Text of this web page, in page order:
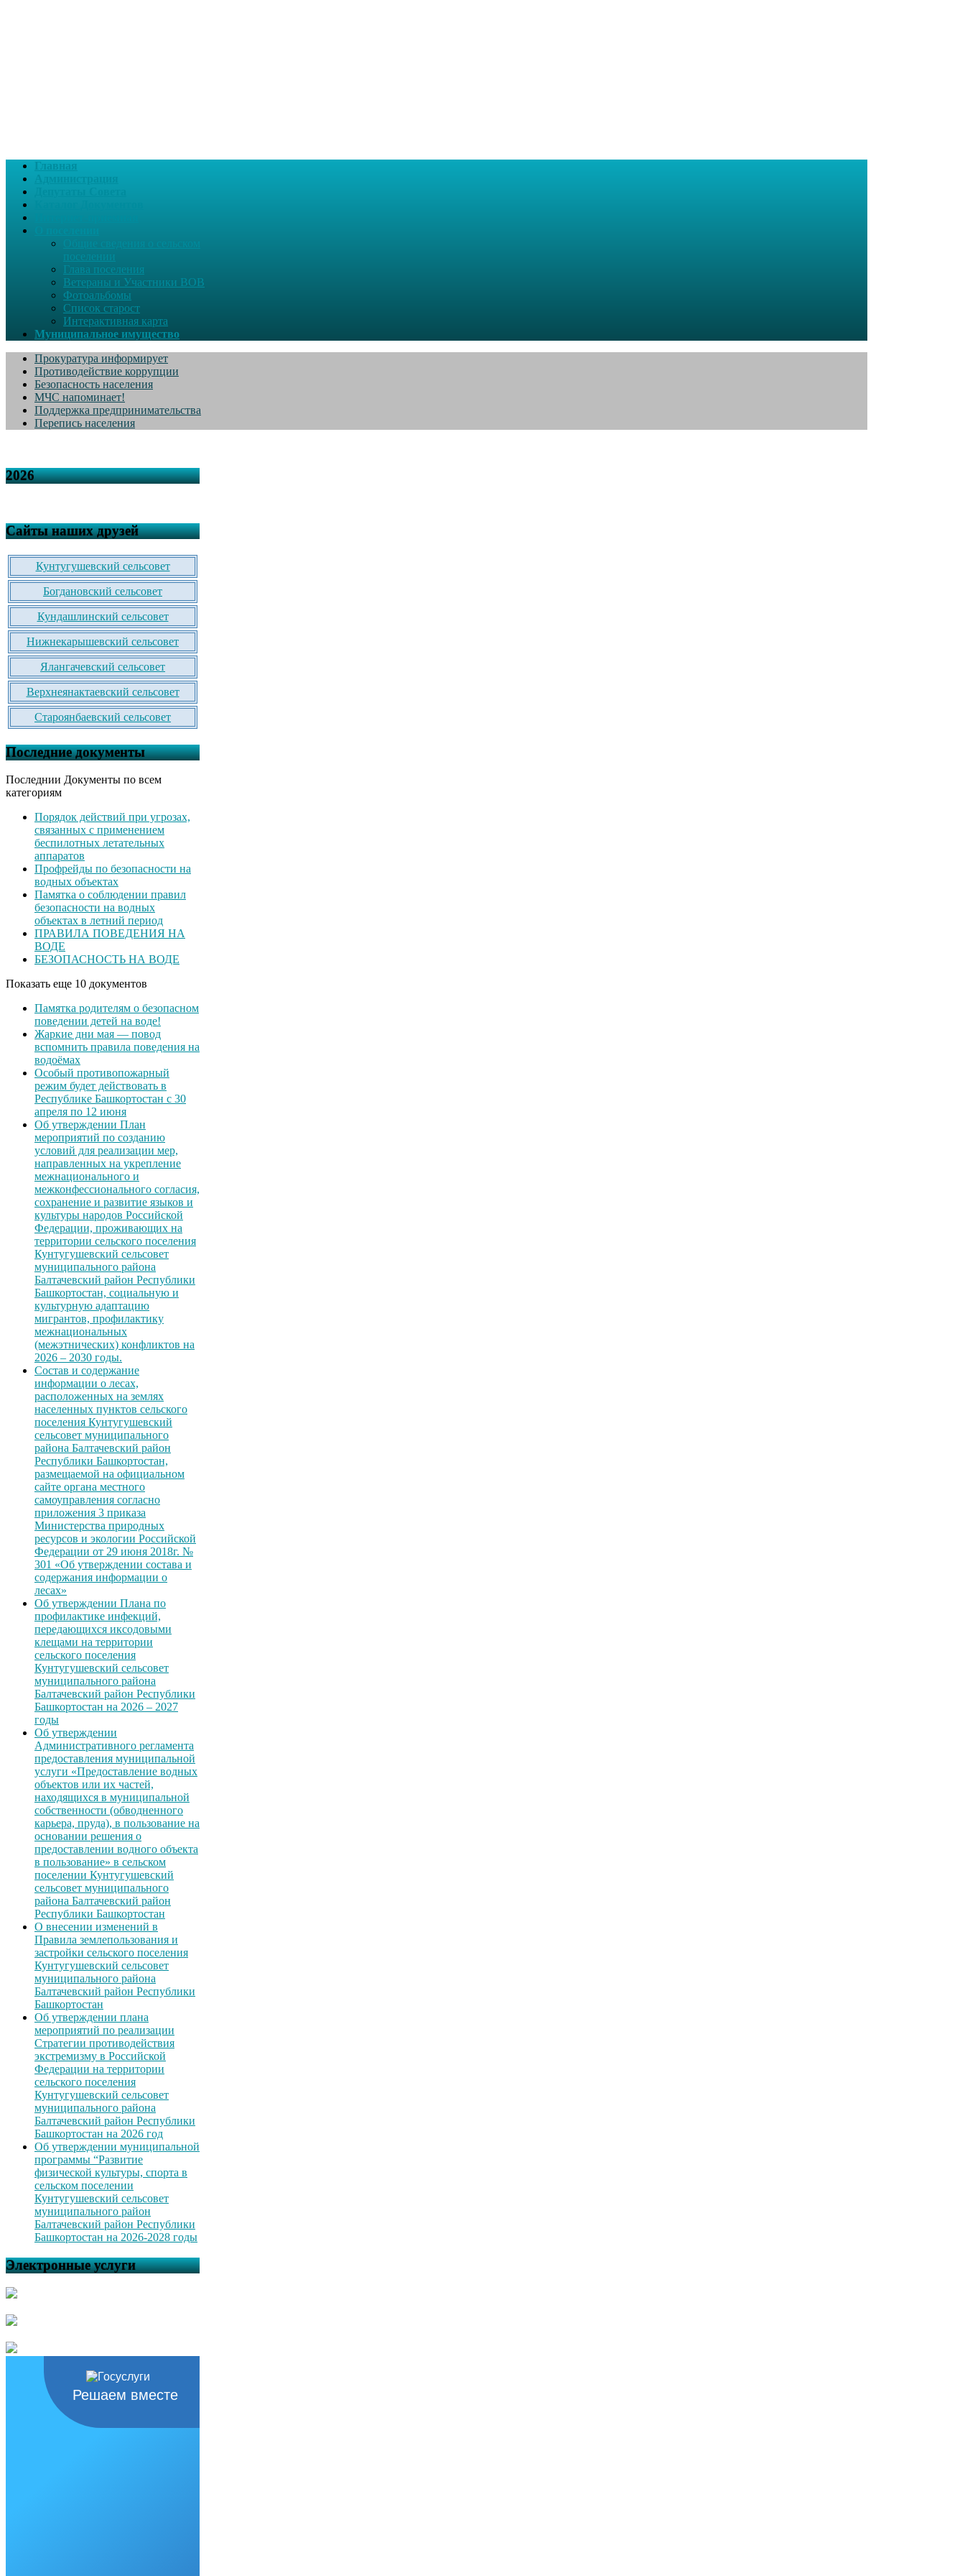
Главная
поселении
Глава поселения
Ветераны и Участники ВОВ
Фотоальбомы
Список старост
Интерактивная карта
Муниципальное имущество
Прокуратура информирует
Противодействие коррупции
Безопасность населения
МЧС напоминает!
Поддержка предпринимательства
Перепись населения
2026
Сайты наших друзей
Кунтугушевский сельсовет
Богдановский сельсовет
Кундашлинский сельсовет
Нижнекарышевский сельсовет
Ялангачевский сельсовет
Верхнеянактаевский сельсовет
Староянбаевский сельсовет
Последние документы
Последнии Документы по всем
категориям
Порядок действий при угрозах,
связанных с применением
беспилотных летательных
аппаратов
Профрейды по безопасности на
водных объектах
Памятка о соблюдении правил
безопасности на водных
объектах в летний период
ПРАВИЛА ПОВЕДЕНИЯ НА
ВОДЕ
БЕЗОПАСНОСТЬ НА ВОДЕ
Показать еще 10 документов
Памятка родителям о безопасном
поведении детей на воде!
Жаркие дни мая — повод
вспомнить правила поведения на
водоёмах
Особый противопожарный
режим будет действовать в
Республике Башкортостан с 30
апреля по 12 июня
Об утверждении План
мероприятий по созданию
условий для реализации мер,
направленных на укрепление
межнационального и
межконфессионального согласия,
сохранение и развитие языков и
культуры народов Российской
Федерации, проживающих на
территории сельского поселения
Кунтугушевский сельсовет
муниципального района
Балтачевский район Республики
Башкортостан, социальную и
культурную адаптацию
мигрантов, профилактику
межнациональных
(межэтнических) конфликтов на
2026 – 2030 годы.
Состав и содержание
информации о лесах,
расположенных на землях
населенных пунктов сельского
поселения Кунтугушевский
сельсовет муниципального
района Балтачевский район
Республики Башкортостан,
размещаемой на официальном
сайте органа местного
самоуправления согласно
приложения 3 приказа
Министерства природных
ресурсов и экологии Российской
Федерации от 29 июня 2018г. №
301 «Об утверждении состава и
содержания информации о
лесах»
Об утверждении Плана по
профилактике инфекций,
передающихся иксодовыми
клещами на территории
сельского поселения
Кунтугушевский сельсовет
муниципального района
Балтачевский район Республики
Башкортостан на 2026 – 2027
годы
Об утверждении
Административного регламента
предоставления муниципальной
услуги «Предоставление водных
объектов или их частей,
находящихся в муниципальной
собственности (обводненного
карьера, пруда), в пользование на
основании решения о
предоставлении водного объекта
в пользование» в сельском
поселении Кунтугушевский
сельсовет муниципального
района Балтачевский район
Республики Башкортостан
О внесении изменений в
Правила землепользования и
застройки сельского поселения
Кунтугушевский сельсовет
муниципального района
Балтачевский район Республики
Башкортостан
Об утверждении плана
мероприятий по реализации
Стратегии противодействия
экстремизму в Российской
Федерации на территории
сельского поселения
Кунтугушевский сельсовет
муниципального района
Балтачевский район Республики
Башкортостан на 2026 год
Об утверждении муниципальной
программы “Развитие
физической культуры, спорта в
сельском поселении
Кунтугушевский сельсовет
муниципального район
Балтачевский район Республики
Башкортостан на 2026-2028 годы
Электронные услуги
Решаем вместе